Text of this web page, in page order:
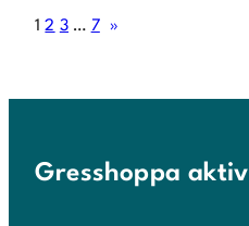
1 2 3 … 7 »
Gresshoppa aktiv